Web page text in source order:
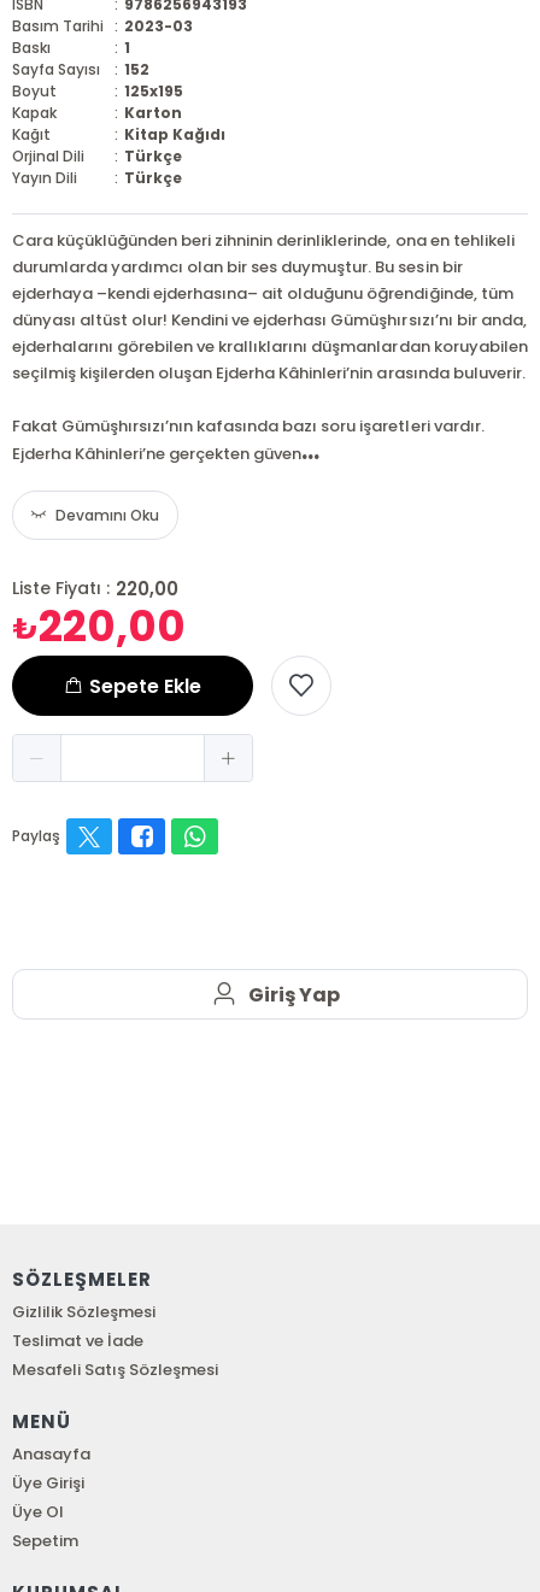
ISBN : 9786256943193
Basım Tarihi : 2023-03
Baskı
: 1
Sayfa Sayısı
: 152
Boyut
: 125x195
Kapak
: Karton
Kağıt
: Kitap Kağıdı
Orjinal Dili
: Türkçe
Yayın Dili
: Türkçe
Cara küçüklüğünden beri zihninin derinliklerinde, ona en tehlikeli
durumlarda yardımcı olan bir ses duymuştur. Bu sesin bir
ejderhaya –kendi ejderhasına– ait olduğunu öğrendiğinde, tüm
dünyası altüst olur! Kendini ve ejderhası Gümüşhırsızı’nı bir anda,
ejderhalarını görebilen ve krallıklarını düşmanlardan koruyabilen
seçilmiş kişilerden oluşan Ejderha Kâhinleri’nin arasında buluverir.
Fakat Gümüşhırsızı’nın kafasında bazı soru işaretleri vardır.
Ejderha Kâhinleri’ne gerçekten güven...
Devamını Oku
Liste Fiyatı : 220,00
₺220,00
Sepete Ekle
Paylaş
Giriş Yap
SÖZLEŞMELER
Gizlilik Sözleşmesi
Teslimat ve İade
Mesafeli Satış Sözleşmesi
MENÜ
Anasayfa
Üye Girişi
Üye Ol
Sepetim